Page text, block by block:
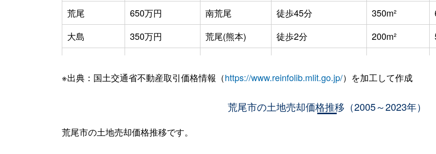
荒尾
650万円 南荒尾 徒歩45分 350m²
大島
350万円 荒尾(熊本) 徒歩2分 200m²
川登
1,400万円 荒尾(熊本) 徒歩1時間15分 300m²
南荒尾 徒歩45分 440m²
川登
1,300万円
※出典：国土交通省不動産取引価格情報（https://www.reinfolib.mlit.go.jp/）を加工して作成
荒尾市の土地売却価格推移（2005～2023年）
荒尾市の土地売却価格推移です。